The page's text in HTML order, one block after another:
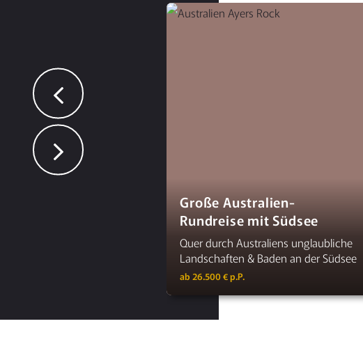
Große Australien-
Rundreise mit Südsee
Quer durch Australiens unglaubliche
Landschaften & Baden an der Südsee
ab 26.500 € p.P.